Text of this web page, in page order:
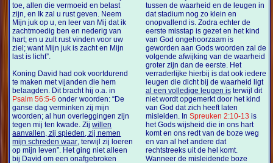
toe, allen die vermoeid en belast
zijn, en Ik zal u rust geven. Neem
Mijn juk op u, en leer van Mij dat ik
zachtmoedig ben en nederig van
hart; en u zult rust vinden voor uw
ziel; want Mijn juk is zacht en Mijn
last is licht”.
Koning David had ook voortdurend
te maken met vijanden die hem
belaagden. Dit bracht hij o.a. in
Psalm 56:5-6 onder woorden: “De
ganse dag verminken zij mijn
woorden; al hun overleggingen zijn
tegen mij ten kwade. Zijwillen
aanvallen, zij spieden, zij nemen
mijn schreden waar, terwijl zij loeren
op mijn leven”. Het ging niet alleen
bij David om een onafgebroken
tussen de waarheid en de leugen in
dat stadium nog zo klein en
onopvallend is. Zodra echter de
eerste misstap is gezet en het kind
van God ongehoorzaam is
geworden aan Gods woorden zal de
volgende afwijking van de waarheid
groter zijn dan de eerste. Het
verraderlijke hierbij is dat ook iedere
leugen die dicht bij de waarheid ligt
al een volledige leugen isterwijl dit
niet wordt opgemerkt door het kind
van God dat zich heeft laten
misleiden. In
Spreuken 2:10-13 is
het Gods wijsheid die in ons hart
komt en ons redt van de boze weg
en van al het andere dat
rechtstreeks uit de hel komt.
Wanneer de misleidende boze